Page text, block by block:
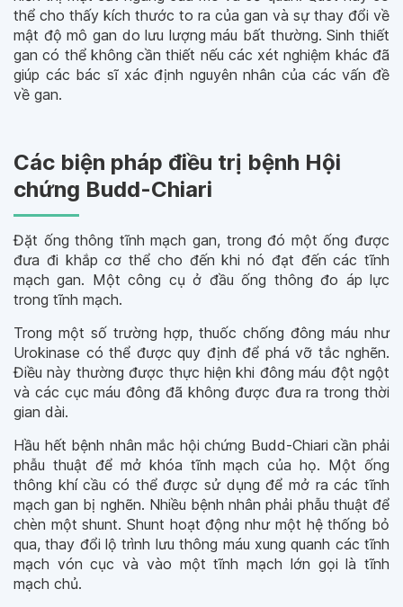
thể cho thấy kích thước to ra của gan và sự thay đổi về
mật độ mô gan do lưu lượng máu bất thường. Sinh thiết
gan có thể không cần thiết nếu các xét nghiệm khác đã
giúp các bác sĩ xác định nguyên nhân của các vấn đề
về gan.
Các biện pháp điều trị bệnh Hội
chứng Budd-Chiari
Đặt ống thông tĩnh mạch gan, trong đó một ống được
đưa đi khắp cơ thể cho đến khi nó đạt đến các tĩnh
mạch gan. Một công cụ ở đầu ống thông đo áp lực
trong tĩnh mạch.
Trong một số trường hợp, thuốc chống đông máu như
Urokinase có thể được quy định để phá vỡ tắc nghẽn.
Điều này thường được thực hiện khi đông máu đột ngột
và các cục máu đông đã không được đưa ra trong thời
gian dài.
Hầu hết bệnh nhân mắc hội chứng Budd-Chiari cần phải
phẫu thuật để mở khóa tĩnh mạch của họ. Một ống
thông khí cầu có thể được sử dụng để mở ra các tĩnh
mạch gan bị nghẽn. Nhiều bệnh nhân phải phẫu thuật để
chèn một shunt. Shunt hoạt động như một hệ thống bỏ
qua, thay đổi lộ trình lưu thông máu xung quanh các tĩnh
mạch vón cục và vào một tĩnh mạch lớn gọi là tĩnh
mạch chủ.